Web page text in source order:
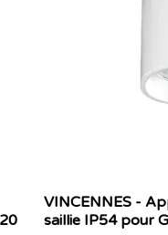
VINCENNES -
saillie IP54 pour